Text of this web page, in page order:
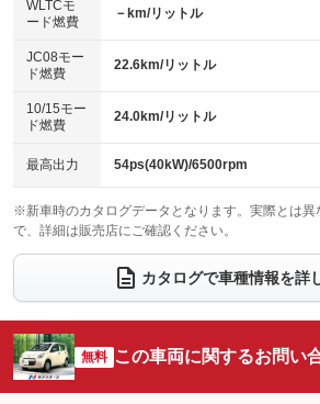
：装備なし
電動格納ミラー
：装備なし
エアロ
：装備なし
：装備なし
パワーシート
ベンチシート
：装備なし
チップアップシート
：装備なし
：装備なし ：装
ウォークスルー
：装備なし
電動リアゲート フロ
：装
：装備なし ：装
サイドカメラ
：装備なし ルー
：装
：装備なし
：装
WLTCモ
ード燃費
－km/リットル
JC08モー
ド燃費
22.6km/リットル
10/15モー
ド燃費
24.0km/リットル
最高出力 54ps(40kW)/6500rpm
※新車時のカタログデータとなります。実際とは異
で、詳細は販売店にご確認ください。
カタログで車種情報を詳
無料 この車両に関するお問い